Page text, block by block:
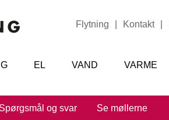
Flytning Kontakt
EL VAND VARME
Spørgsmål og svar Se møllerne